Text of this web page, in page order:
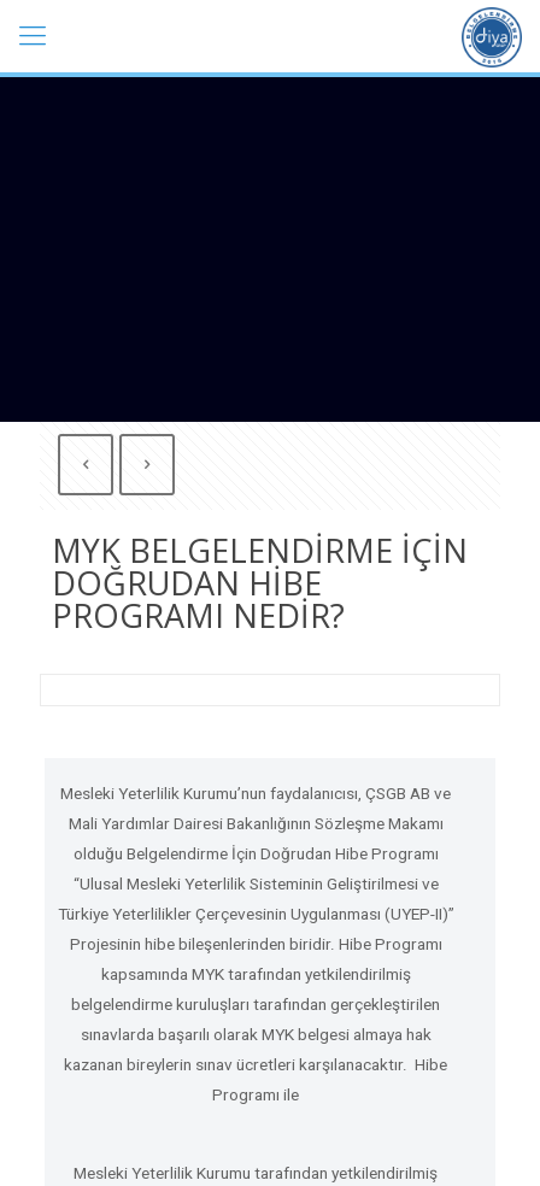
MYK BELGELENDİRME İÇİN
DOĞRUDAN HİBE
PROGRAMI NEDİR?
Mesleki Yeterlilik Kurumu’nun faydalanıcısı, ÇSGB AB ve
Mali Yardımlar Dairesi Bakanlığının Sözleşme Makamı
olduğu Belgelendirme İçin Doğrudan Hibe Programı
“Ulusal Mesleki Yeterlilik Sisteminin Geliştirilmesi ve
Türkiye Yeterlilikler Çerçevesinin Uygulanması (UYEP-II)”
Projesinin hibe bileşenlerinden biridir. Hibe Programı
kapsamında MYK tarafından yetkilendirilmiş
belgelendirme kuruluşları tarafından gerçekleştirilen
sınavlarda başarılı olarak MYK belgesi almaya hak
kazanan bireylerin sınav ücretleri karşılanacaktır. Hibe
Programı ile
Mesleki Yeterlilik Kurumu tarafından yetkilendirilmiş